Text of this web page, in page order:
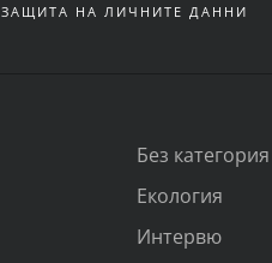
ЗАЩИТА НА ЛИЧНИТЕ ДАННИ
Без категория
Екология
Интервю